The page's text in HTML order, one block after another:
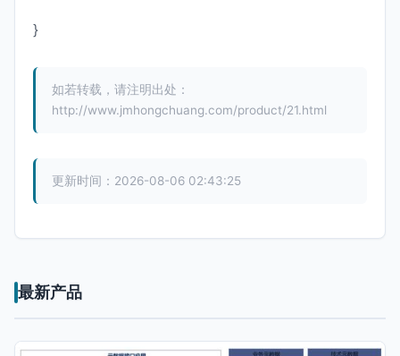
}
如若转载，请注明出处：
http://www.jmhongchuang.com/product/21.html
更新时间：2026-08-06 02:43:25
最新产品